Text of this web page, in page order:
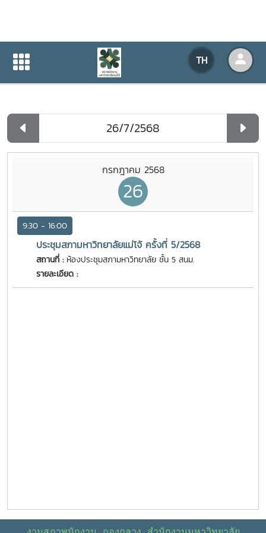
TH
ปฏิทินกิจกรรมของหน่วยงาน
ปฏิทินกิจกรรมของหน่วยงาน
กรกฎาคม 2568
26
9:30 - 16:00
ประชุมสภามหาวิทยาลัยแม่โจ้ ครั้งที่ 5/2568
สถานที่ : ห้องประชุมสภามหาวิทยาลัย ชั้น 5 สนม.
รายละเอียด :